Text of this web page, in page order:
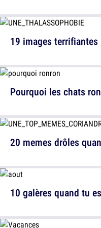
19 images
20 memes drôles
Pourquoi les chats
10 galères quand tu